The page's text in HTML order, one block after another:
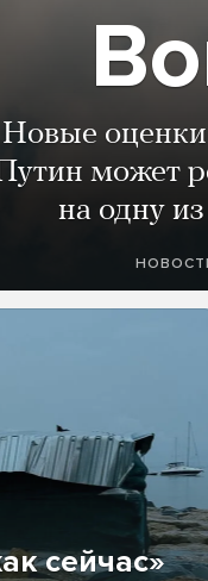
Новые
может
на одну
сейчас»